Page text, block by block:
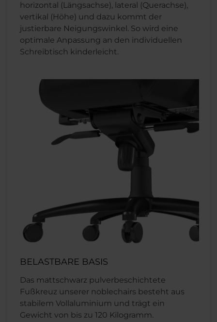
horizontal (Längsachse), lateral (Querachse),
vertikal (Höhe) und dazu kommt der
justierbare Neigungswinkel. So wird eine
optimale Anpassung an den individuellen
Schreibtisch kinderleicht.
BELASTBARE BASIS
Das mattschwarz pulverbeschichtete
Fußkreuz unserer noblechairs besteht aus
stabilem Vollaluminium und trägt ein
Gewicht von bis zu 120 Kilogramm.